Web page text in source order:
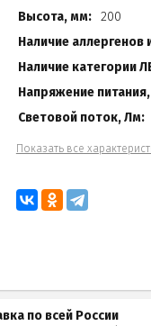
Высота, мм: 200
Наличие аллергенов
Наличие категории
Напряжение
Световой поток, Лм:
Показать все
по всей России